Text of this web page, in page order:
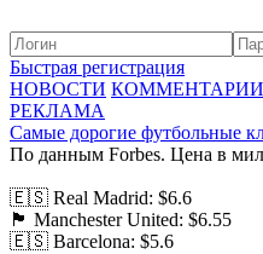
Быстрая регистрация
НОВОСТИ КОММЕНТАРИИ
РЕКЛАМА
Самые дорогие футбольные
По данным Forbes. Цена в
🇪🇸 Real Madrid: $6.6
🏴󠁧󠁢󠁥󠁮󠁧󠁿 Manchester United: $6.55
🇪🇸 Barcelona: $5.6